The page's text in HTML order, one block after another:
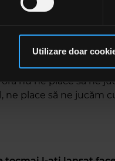
de rețele sociale,
pot combina cu alte
Utilizare doar
adică mi-ar
foarte bine aici
am imaginat în
până aici. Ne
nu ne place sa ne
ne place să ne jucăm